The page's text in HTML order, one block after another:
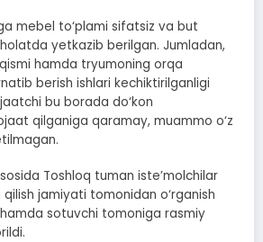
mebel to‘plami sifatsiz va but
yetkazib berilgan. Jumladan,
hamda tryumoning orqa
berish ishlari kechiktirilganligi
bu borada do‘kon
qilganiga qaramay, muammo o‘z
Toshloq tuman iste’molchilar
jamiyati tomonidan o‘rganish
sotuvchi tomoniga rasmiy